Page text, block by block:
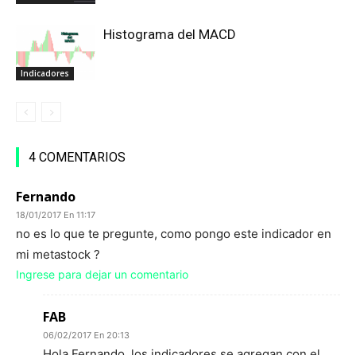
Indicadores
Histograma del MACD
4 COMENTARIOS
Fernando
18/01/2017 En 11:17
no es lo que te pregunte, como pongo este indicador en
mi metastock ?
Ingrese para dejar un comentario
FAB
06/02/2017 En 20:13